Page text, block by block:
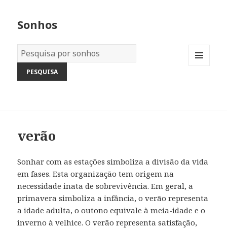
Sonhos
Dicionário
dos
Sonhos:
verão
Sonhar com as estações simboliza a divisão da vida
em fases. Esta organização tem origem na
necessidade inata de sobrevivência. Em geral, a
primavera simboliza a infância, o verão representa
a idade adulta, o outono equivale à meia-idade e o
inverno à velhice. O verão representa satisfação,